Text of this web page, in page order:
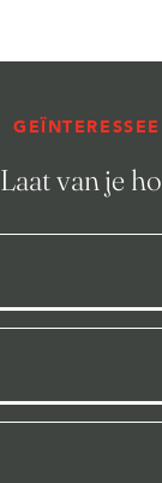
Laat van je